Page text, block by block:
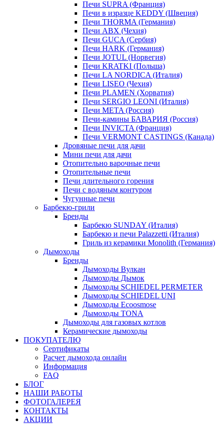
Печи SUPRA (Франция)
Печи в изразце KEDDY (Швеция)
Печи THORMA (Германия)
Печи ABX (Чехия)
Печи GUCA (Сербия)
Печи HARK (Германия)
Печи JOTUL (Норвегия)
Печи KRATKI (Польша)
Печи LA NORDICA (Италия)
Печи LISEO (Чехия)
Печи PLAMEN (Хорватия)
Печи SERGIO LEONI (Италия)
Печи META (Россия)
Печи-камины БАВАРИЯ (Россия)
Печи INVICTA (Франция)
Печи VERMONT CASTINGS (Канада)
Дровяные печи для дачи
Мини печи для дачи
Отопительно варочные печи
Отопительные печи
Печи длительного горения
Печи с водяным контуром
Чугунные печи
Барбекю-грили
Бренды
Барбекю SUNDAY (Италия)
Барбекю и печи Palazzetti (Италия)
Гриль из керамики Monolith (Германия)
Дымоходы
Бренды
Дымоходы Вулкан
Дымоходы Дымок
Дымоходы SCHIEDEL PERMETER
Дымоходы SCHIEDEL UNI
Дымоходы Ecoosmose
Дымоходы TONA
Дымоходы для газовых котлов
Керамические дымоходы
ПОКУПАТЕЛЮ
Сертификаты
Расчет дымохода онлайн
Информация
FAQ
БЛОГ
НАШИ РАБОТЫ
ФОТОГАЛЕРЕЯ
КОНТАКТЫ
АКЦИИ